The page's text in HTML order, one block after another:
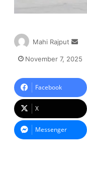
Mahi Rajput
n
n
m
November 7, 2025
Facebook
X
Messenger